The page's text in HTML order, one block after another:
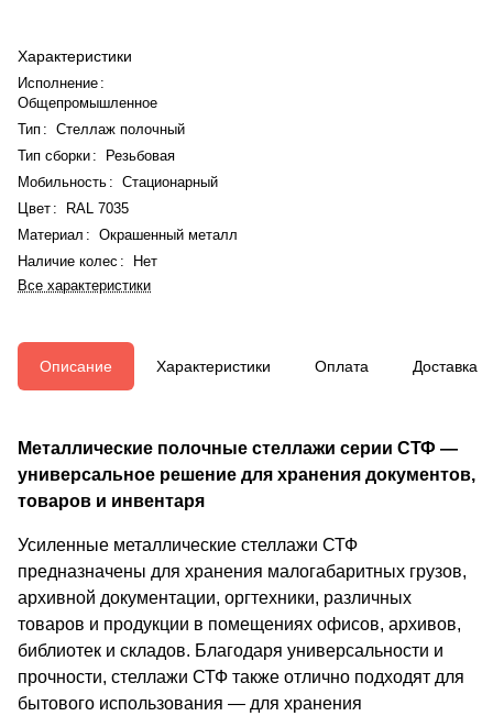
Характеристики
Исполнение :
Общепромышленное
Тип : Стеллаж полочный
Тип сборки:
Резьбовая
Мобильность : Стационарный
Цвет :
RAL 7035
Материал : Окрашенный металл
Наличие колес :
Нет
Все характеристики
Описание Характеристики Оплата Доставка
Металлические полочные стеллажи серии СТФ —
универсальное решение для хранения документов,
товаров и инвентаря
Усиленные металлические стеллажи СТФ
предназначены для хранения малогабаритных грузов,
архивной документации, оргтехники, различных
товаров и продукции в помещениях офисов, архивов,
библиотек и складов. Благодаря универсальности и
прочности, стеллажи СТФ также отлично подходят для
бытового использования — для хранения